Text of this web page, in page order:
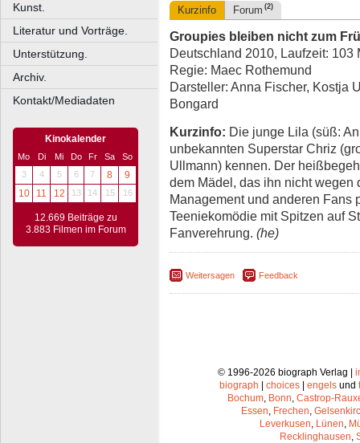
Kunst.
Literatur und Vorträge.
Unterstützung.
Archiv.
Kontakt/Mediadaten
Kinokalender
Mo Di Mi Do Fr Sa
So
3
4 5 6 7 8
9
10
11 12 13 14 15 16
12.669 Beiträge zu
3.883 Filmen im Forum
Kurzinfo Forum (2)
Groupies bleiben nicht zum
Deutschland 2010, Laufzeit: 103
Regie: Maec Rothemund
Darsteller: Anna Fischer, Kostja
Bongard
Kurzinfo: Die junge Lila (süß:
unbekannten Superstar Chriz
Ullmann) kennen. Der
dem Mädel, das ihn nicht wegen
Management und anderen Fans
Teeniekomödie mit Spitzen auf
Fanverehrung. (he)
Weitersagen Feedback
© 1996-2026 biograph Verlag |
biograph | choices | engels und
Bochum Bonn Castrop-
Essen Frechen
Leverkusen Lünen
Recklinghausen